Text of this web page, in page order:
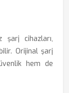
şarj cihazları,
Orijinal şarj
hem de